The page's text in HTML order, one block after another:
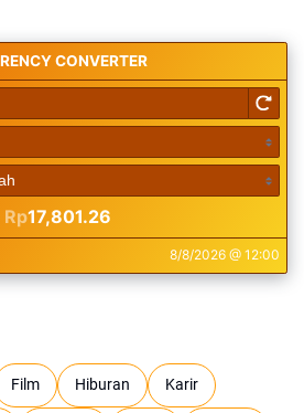
Film Hiburan Karir